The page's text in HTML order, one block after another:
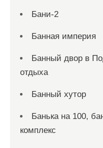
Бани-2
Банная империя
Банный двор в
отдыха
Банный хутор
Банька на 100,
комплекс